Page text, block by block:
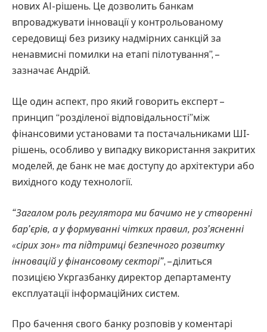
нових AI-рішень. Це дозволить банкам
впроваджувати інновації у контрольованому
середовищі без ризику надмірних санкцій за
ненавмисні помилки на етапі пілотування”, –
зазначає Андрій.
Ще один аспект, про який говорить експерт –
принцип “розділеної відповідальності”між
фінансовими установами та постачальниками ШІ-
рішень, особливо у випадку використання закритих
моделей, де банк не має доступу до архітектури або
вихідного коду технології.
“Загалом роль регулятора ми бачимо не у створенні
бар’єрів, а у формуванні чітких правил, роз’ясненні
«сірих зон» та підтримці безпечного розвитку
інновацій у фінансовому секторі”, – ділиться
позицією Укргазбанку директор департаменту
експлуатації інформаційних систем.
Про бачення свого банку розповів у коментарі